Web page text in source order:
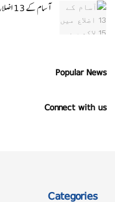
آسام کے 13 اضلاع میں 15 لاکھ سے زائد افراد سیلاب سے متاثر
Popular News
Connect with us
Categories